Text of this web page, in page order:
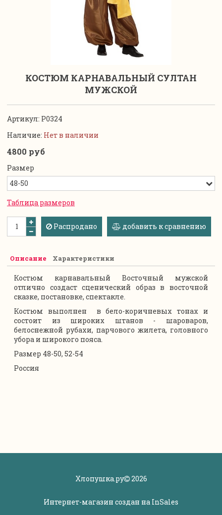
КОСТЮМ КАРНАВАЛЬНЫЙ СУЛТАН
МУЖСКОЙ
Артикул: P0324
Наличие: Нет в наличии
4800 руб
Размер
Таблица размеров
Распродано добавить к сравнению
Описание Характеристики
Костюм карнавальный Восточный мужской
отлично создаст сценический образ в восточной
сказке, постановке, спектакле.
Костюм выполнен в бело-коричневых тонах и
состоит из широких штанов - шароваров,
белоснежной рубахи, парчового жилета, головного
убора и широкого пояса.
Размер 48-50, 52-54
Россия
Хлопушка.ру 2026
Интернет-магазин создан на InSales